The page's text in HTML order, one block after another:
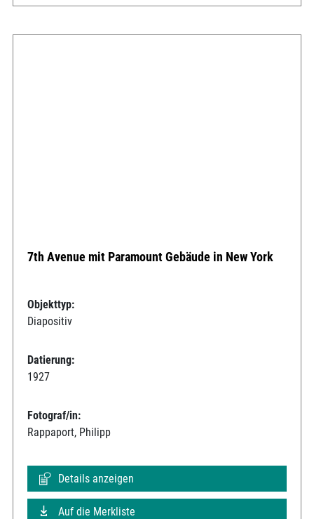
7th Avenue mit Paramount Gebäude in New York
Objekttyp:
Diapositiv
Datierung:
1927
Fotograf/in:
Rappaport, Philipp
Details anzeigen
Auf die Merkliste